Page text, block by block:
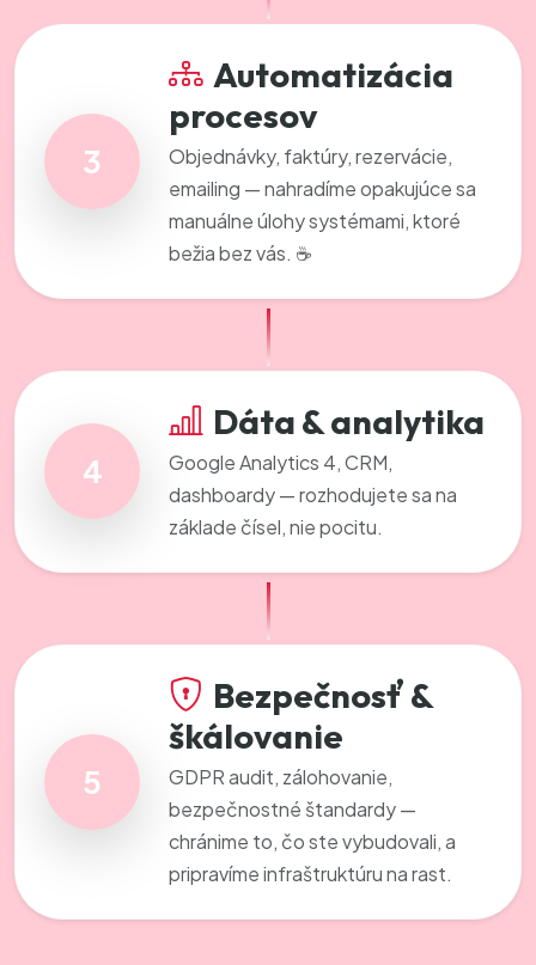
3
Automatizácia
procesov
Objednávky, faktúry, rezervácie,
emailing — nahradíme opakujúce sa
manuálne úlohy systémami, ktoré
bežia bez vás. ☕
4
Dáta & analytika
Google Analytics 4, CRM,
dashboardy — rozhodujete sa na
základe čísel, nie pocitu.
5
Bezpečnosť &
škálovanie
GDPR audit, zálohovanie,
bezpečnostné štandardy —
chránime to, čo ste vybudovali, a
pripravíme infraštruktúru na rast.